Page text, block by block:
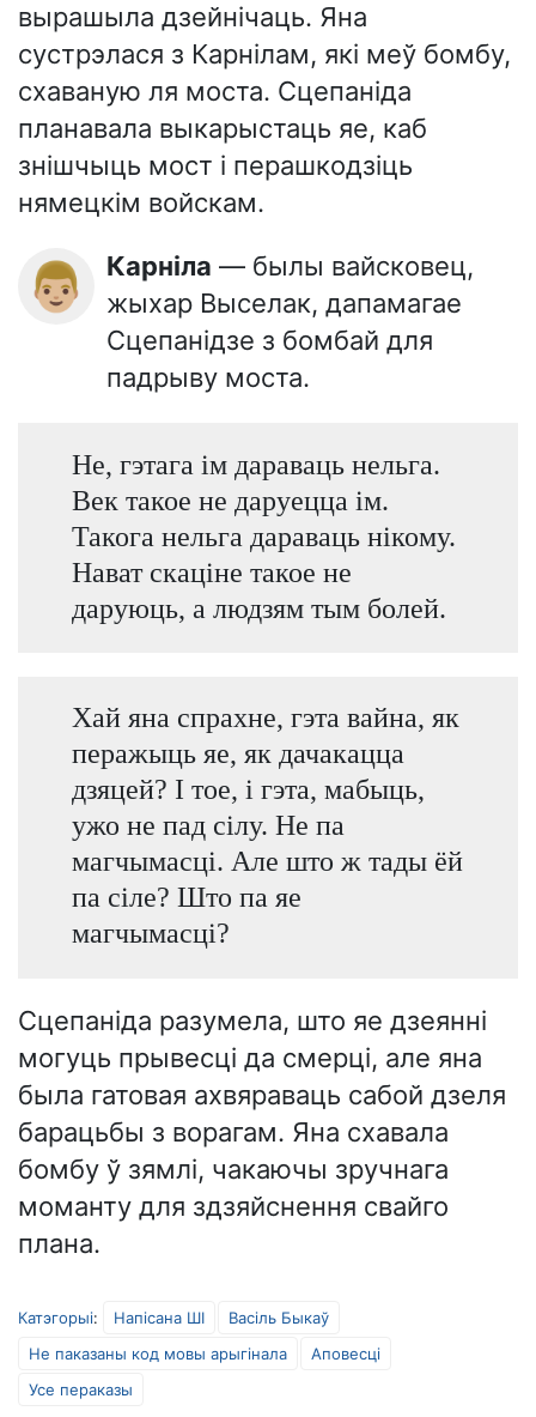
вырашыла дзейнічаць. Яна
сустрэлася з Карнілам, які меў бомбу,
схаваную ля моста. Сцепаніда
планавала выкарыстаць яе, каб
знішчыць мост і перашкодзіць
нямецкім войскам.
👨🏼 Карніла — былы вайсковец,
жыхар Выселак, дапамагае
Сцепанідзе з бомбай для
падрыву моста.
Не, гэтага ім дараваць нельга.
Век такое не даруецца ім.
Такога нельга дараваць нікому.
Нават скаціне такое не
даруюць, а людзям тым болей.
Хай яна спрахне, гэта вайна, як
перажыць яе, як дачакацца
дзяцей? І тое, і гэта, мабыць,
ужо не пад сілу. Не па
магчымасці. Але што ж тады ёй
па сіле? Што па яе
магчымасці?
Сцепаніда разумела, што яе дзеянні
могуць прывесці да смерці, але яна
была гатовая ахвяраваць сабой дзеля
барацьбы з ворагам. Яна схавала
бомбу ў зямлі, чакаючы зручнага
моманту для здзяйснення свайго
плана.
Катэгорыі: Напісана ШІ
Васіль Быкаў
Не паказаны код мовы арыгінала
Аповесці
Усе пераказы